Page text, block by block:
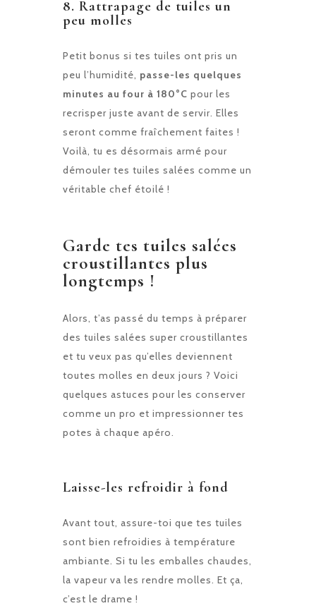
8. Rattrapage de tuiles un
peu molles
Petit bonus si tes tuiles ont pris un
peu l’humidité, passe-les quelques
minutes au four à 180°C pour les
recrisper juste avant de servir. Elles
seront comme fraîchement faites !
Voilà, tu es désormais armé pour
démouler tes tuiles salées comme un
véritable chef étoilé !
Garde tes tuiles salées
croustillantes plus
longtemps !
Alors, t’as passé du temps à préparer
des tuiles salées super croustillantes
et tu veux pas qu’elles deviennent
toutes molles en deux jours ? Voici
quelques astuces pour les conserver
comme un pro et impressionner tes
potes à chaque apéro.
Laisse-les refroidir à fond
Avant tout, assure-toi que tes tuiles
sont bien refroidies à température
ambiante. Si tu les emballes chaudes,
la vapeur va les rendre molles. Et ça,
c’est le drame !